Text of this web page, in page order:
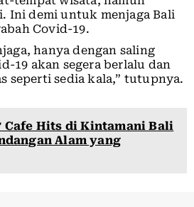
Ini demi untuk menjaga Bali
Covid-19.
hanya dengan saling
19 akan segera berlalu dan
seperti sedia kala,” tutupnya.
Cafe Hits di Kintamani Bali
Alam yang